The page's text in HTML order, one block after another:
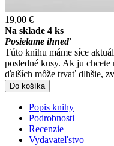
19,00 €
Na sklade 4 ks
Posielame ihneď
Túto knihu máme síce
posledné kusy. Ak ju
ďalších môže trvať dlhšie,
Do košíka
Popis knihy
Podrobnosti
Recenzie
Vydavateľstvo